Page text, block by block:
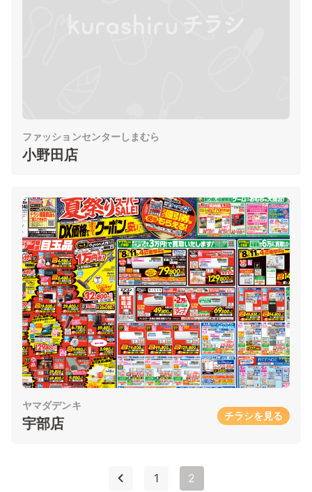
ファッションセンターしまむら
小野田店
ヤマダデンキ
宇部店 チラシを見る
1 2